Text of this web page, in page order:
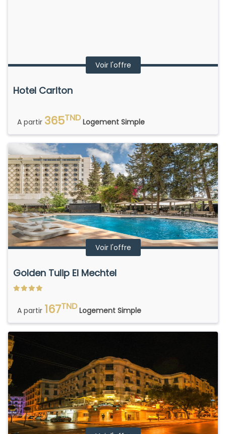
Voir l'offre
Hotel Carlton
A partir 365TND Logement Simple
Voir l'offre
Golden Tulip El Mechtel
A partir 167TND Logement Simple